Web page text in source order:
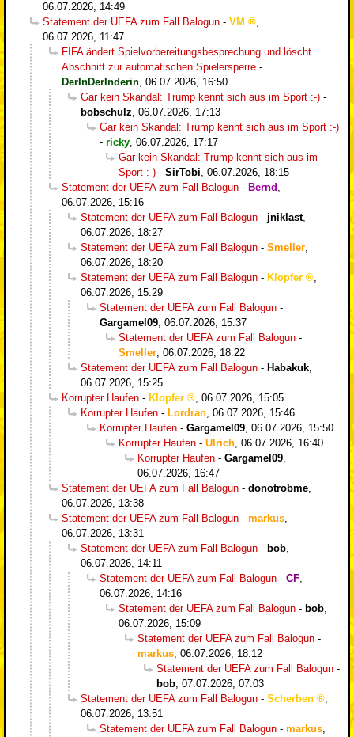
06.07.2026, 14:49
Statement der UEFA zum Fall Balogun - VM
,
06.07.2026, 11:47
FIFA ändert Spielvorbereitungsbesprechung und löscht
Abschnitt zur automatischen Spielersperre -
DerInDerInderin, 06.07.2026, 16:50
Gar kein Skandal: Trump kennt sich aus im Sport :-) -
bobschulz, 06.07.2026, 17:13
Gar kein Skandal: Trump kennt sich aus im Sport :-)
- ricky, 06.07.2026, 17:17
Gar kein Skandal: Trump kennt sich aus im
Sport :-) - SirTobi, 06.07.2026, 18:15
Statement der UEFA zum Fall Balogun - Bernd ,
06.07.2026, 15:16
Statement der UEFA zum Fall Balogun - jniklast,
06.07.2026, 18:27
Statement der UEFA zum Fall Balogun - Smeller,
06.07.2026, 18:20
Statement der UEFA zum Fall Balogun - Klopfer
,
06.07.2026, 15:29
Statement der UEFA zum Fall Balogun -
Gargamel09, 06.07.2026, 15:37
Statement der UEFA zum Fall Balogun -
Smeller, 06.07.2026, 18:22
Statement der UEFA zum Fall Balogun - Habakuk,
06.07.2026, 15:25
Korrupter Haufen - Klopfer , 06.07.2026, 15:05
Korrupter Haufen - Lordran, 06.07.2026, 15:46
Korrupter Haufen - Gargamel09, 06.07.2026, 15:50
Korrupter Haufen - Ulrich, 06.07.2026, 16:40
Korrupter Haufen - Gargamel09,
06.07.2026, 16:47
Statement der UEFA zum Fall Balogun - donotrobme,
06.07.2026, 13:38
Statement der UEFA zum Fall Balogun - markus,
06.07.2026, 13:31
Statement der UEFA zum Fall Balogun - bob,
06.07.2026, 14:11
Statement der UEFA zum Fall Balogun - CF,
06.07.2026, 14:16
Statement der UEFA zum Fall Balogun - bob,
06.07.2026, 15:09
Statement der UEFA zum Fall Balogun -
markus, 06.07.2026, 18:12
Statement der UEFA zum Fall Balogun -
bob, 07.07.2026, 07:03
Statement der UEFA zum Fall Balogun - Scherben
,
06.07.2026, 13:51
Statement der UEFA zum Fall Balogun - markus,